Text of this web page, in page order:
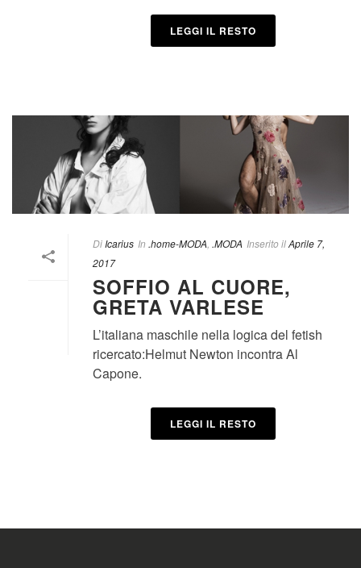
LEGGI IL RESTO
Di Icarius In .home-MODA .MODA Inserito ilAprile 7,
2017
SOFFIO AL CUORE,
GRETA VARLESE
L’italiana maschile nella logica del fetish
ricercato:Helmut Newton incontra Al
Capone.
LEGGI IL RESTO